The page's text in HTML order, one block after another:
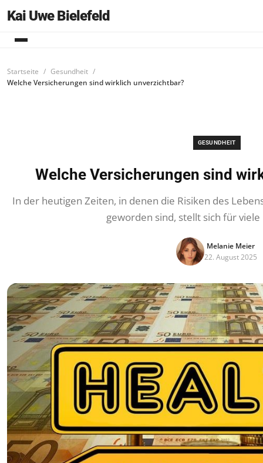
Kai Uwe Bielefeld
Startseite
Gesundheit
Welche Versicherungen sind wirklich unverzichtbar?
GESUNDHEIT
Welche Versicherungen sind
In der heutigen Zeiten, in denen die Risiken des
geworden sind, stellt sich für
Melanie Meier
22. August 2025